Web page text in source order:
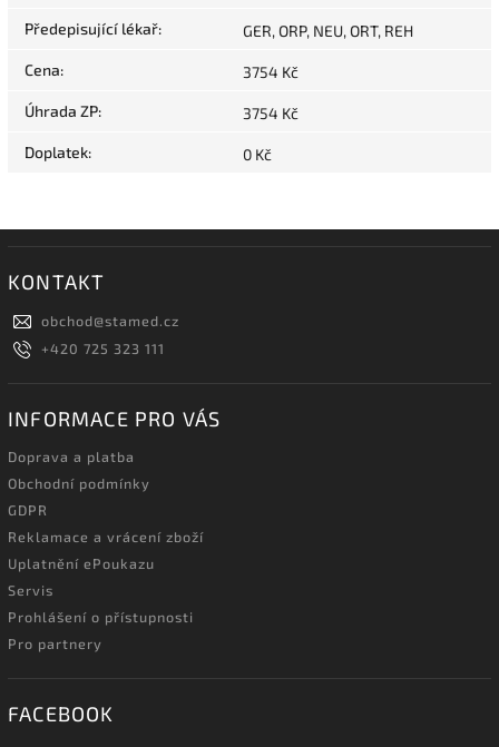
Předepisující lékař: GER, ORP, NEU, ORT, REH
Cena: 3754 Kč
Úhrada ZP: 3754 Kč
Doplatek: 0 Kč
KONTAKT
obchod@stamed.cz
+420 725 323 111
INFORMACE PRO VÁS
Doprava a platba
Obchodní podmínky
GDPR
Reklamace a vrácení zboží
Uplatnění ePoukazu
Servis
Prohlášení o přístupnosti
Pro partnery
FACEBOOK